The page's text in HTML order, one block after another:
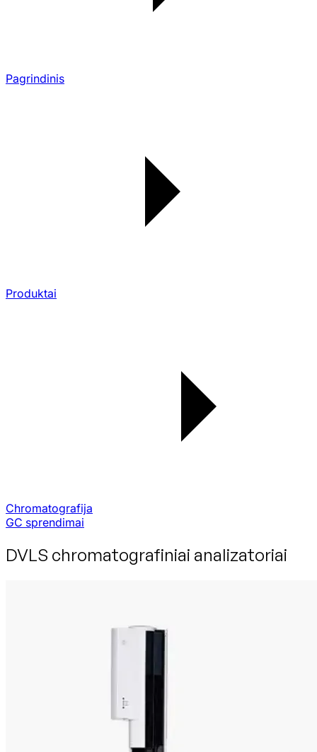
Pagrindinis
Produktai
Chromatografija
GC sprendimai
DVLS chromatografiniai analizatoriai